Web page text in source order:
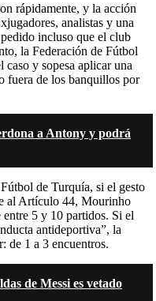
rápidamente, y la acción
analistas y una
incluso que el club
la Federación de Fútbol
y sopesa aplicar una
fuera de los banquillos por
a Antony y podrá
de Turquía, si el gesto
al Artículo 44, Mourinho
entre 5 y 10 partidos. Si el
antideportiva”, la
de 1 a 3 encuentros.
de Messi es vetado